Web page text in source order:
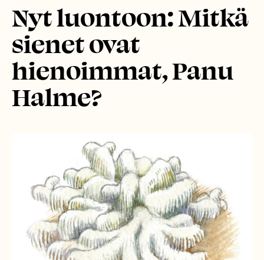
Nyt luontoon: Mitkä
sienet ovat
hienoimmat, Panu
Halme?